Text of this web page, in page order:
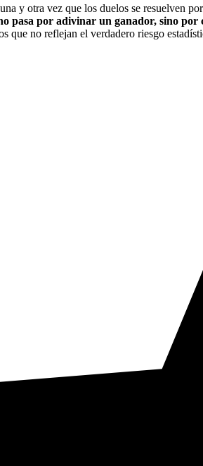
y otra vez que los duelos se resuelven
pasa por adivinar un ganador, sino
que no reflejan el verdadero riesgo